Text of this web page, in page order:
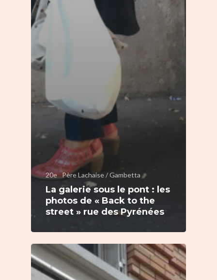
20e Père Lachaise / Gambetta
La galerie sous le pont : les
photos de « Back to the
street » rue des Pyrénées